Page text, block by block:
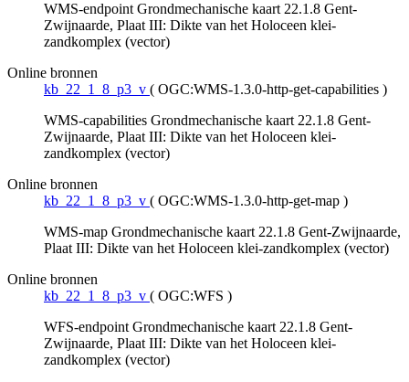
WMS-endpoint Grondmechanische kaart 22.1.8 Gent-
Zwijnaarde, Plaat III: Dikte van het Holoceen klei-
zandkomplex (vector)
Online bronnen
kb_22_1_8_p3_v ( OGC:WMS-1.3.0-http-get-capabilities )
WMS-capabilities Grondmechanische kaart 22.1.8 Gent-
Zwijnaarde, Plaat III: Dikte van het Holoceen klei-
zandkomplex (vector)
Online bronnen
kb_22_1_8_p3_v ( OGC:WMS-1.3.0-http-get-map )
WMS-map Grondmechanische kaart 22.1.8 Gent-Zwijnaarde,
Plaat III: Dikte van het Holoceen klei-zandkomplex (vector)
Online bronnen
kb_22_1_8_p3_v ( OGC:WFS )
WFS-endpoint Grondmechanische kaart 22.1.8 Gent-
Zwijnaarde, Plaat III: Dikte van het Holoceen klei-
zandkomplex (vector)